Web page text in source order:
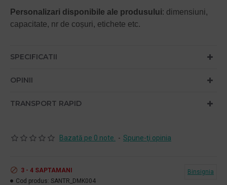
Personalizari disponibile ale produsului: dimensiuni,
capacitate, nr de coșuri, etichete etc.
SPECIFICATII
OPINII
TRANSPORT RAPID
Bazată pe 0 note. - Spune-ţi opinia
3 - 4 SAPTAMANI
Cod produs: SANTR_DMK004
Binsignia